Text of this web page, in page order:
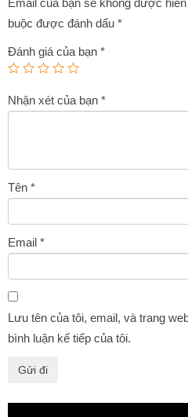
Email của bạn sẽ không được
buộc được đánh dấu *
Đánh giá của bạn *
Nhận xét của bạn *
Tên *
Email *
Lưu tên của tôi, email, và trang
bình luận kế tiếp của tôi.